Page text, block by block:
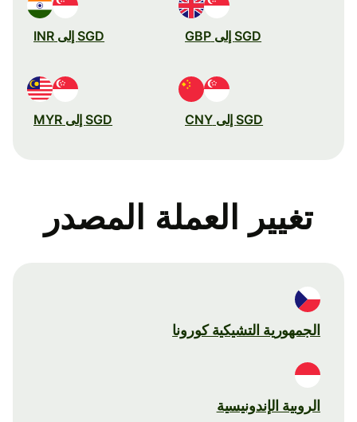
SGD إلى GBP SGD إلى INR
SGD إلى CNY SGD إلى MYR
تغيير العملة المصدر
الجمهورية التشيكية كورونا
الروبية الإندونيسية